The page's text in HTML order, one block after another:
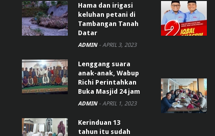
Hama dan irigasi
keluhan petani di
Tambangan Tanah
Datar
ADMIN - APRIL 3, 2023
Lenggang suara
anak-anak, Wabup
Richi Perintahkan
Buka Masjid 24 jam
ADMIN - APRIL 1, 2023
Kerinduan 13
tahun itu sudah